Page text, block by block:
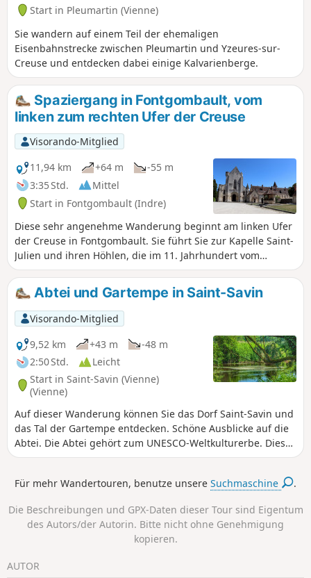
Start in Pleumartin (Vienne)
Sie wandern auf einem Teil der ehemaligen
Eisenbahnstrecke zwischen Pleumartin und Yzeures-sur-
Creuse und entdecken dabei einige Kalvarienberge.
Spaziergang in Fontgombault, vom
linken zum rechten Ufer der Creuse
Visorando-Mitglied
11,94 km
+64 m
-55 m
3:35 Std.
Mittel
Start in Fontgombault (Indre)
Diese sehr angenehme Wanderung beginnt am linken Ufer
der Creuse in Fontgombault. Sie führt Sie zur Kapelle Saint-
Julien und ihren Höhlen, die im 11. Jahrhundert vom
Einsiedler Gombaud angelegt wurden. Dann verläuft der
Weg entlang beeindruckender Kalksteinfelsen. Nachdem
Sie das Dorf Le Village du Bois durchquert haben, erreichen
Sie Lurais und seinen Strand. Anschließend wechseln Sie
zum rechten Ufer, um Preuilly-la-Ville und den
geheimnisvollen Bois des Dubes zu erreichen. Zum
Abschluss entdecken Sie die unverzichtbare Abtei von
Fontgombault.
Abtei und Gartempe in Saint-Savin
Visorando-Mitglied
9,52 km
+43 m
-48 m
2:50 Std.
Leicht
Start in Saint-Savin (Vienne)
(Vienne)
Auf dieser Wanderung können Sie das Dorf Saint-Savin und
das Tal der Gartempe entdecken. Schöne Ausblicke auf die
Abtei. Die Abtei gehört zum UNESCO-Weltkulturerbe. Diese
Wanderung folgt den markierten Wegen „La vigne aux
Für mehr Wandertouren, benutze unsereSuchmaschine .
Die Beschreibungen und GPX-Daten dieser Tour sind Eigentum
des Autors/der Autorin. Bitte nicht ohne Genehmigung
kopieren.
AUTOR